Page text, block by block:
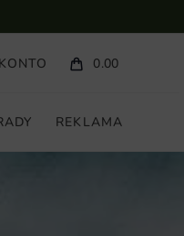
KONTO 0.00
REKLAMA